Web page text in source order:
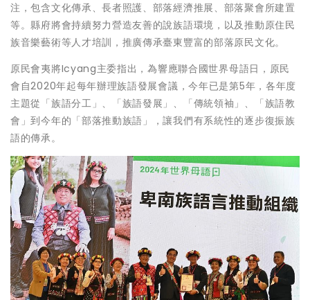
注，包含文化傳承、長者照護、部落經濟推展、部落聚會所建置
等。縣府將會持續努力營造友善的說族語環境，以及推動原住民
族音樂藝術等人才培訓，推廣傳承臺東豐富的部落原民文化。
原民會夷將Icyang主委指出，為響應聯合國世界母語日，原民
會自2020年起每年辦理族語發展會議，今年已是第5年，各年度
主題從「族語分工」、「族語發展」、「傳統領袖」、「族語教
會」到今年的「部落推動族語」，讓我們有系統性的逐步復振族
語的傳承。